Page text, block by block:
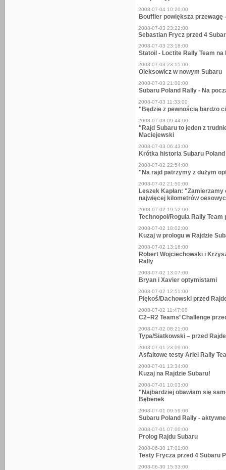
2008-07-04 10:20:00
Bouffier powiększa przewagę
2008-07-03 23:22:00
Sebastian Frycz przed 4
2008-07-03 23:18:00
Statoil - Loctite Rally Team na
2008-07-03 23:15:00
Oleksowicz w nowym Subaru
2008-07-03 21:00:00
Subaru Poland Rally - Na
2008-07-03 11:33:00
"Będzie z pewnością bardzo
2008-07-03 09:44:00
"Rajd Subaru to jeden z
Maciejewski
2008-07-03 06:43:00
Krótka historia Subaru
2008-07-02 22:54:00
"Na rajd patrzymy z dużym
2008-07-02 21:50:00
Leszek Kapłan:
najwięcej kilometrów
2008-07-02 19:52:00
Technopol/Rogula Rally
2008-07-02 18:02:00
Kuzaj w prologu w Rajdzie
2008-07-02 13:16:00
Robert Wojciechowski i
Rally
2008-07-02 13:07:00
Bryan i Xavier optymistami
2008-07-02 12:51:00
Piękoś/Dachowski przed
2008-07-02 11:47:00
C2–R2 Teams’ Challenge
2008-07-02 08:21:00
Typa/Siatkowski – przed
2008-07-01 23:09:00
Asfaltowe testy Ariel Rally
2008-07-01 13:34:00
Kuzaj na Rajdzie Subaru!
2008-07-01 10:03:00
"Najbardziej obawiam się
Bębenek
2008-07-01 09:59:00
Subaru Poland Rally -
2008-07-01 07:00:00
Prolog Rajdu Subaru
2008-06-30 17:01:00
Testy Frycza przed 4 Subaru
2008-06-30 15:33:00